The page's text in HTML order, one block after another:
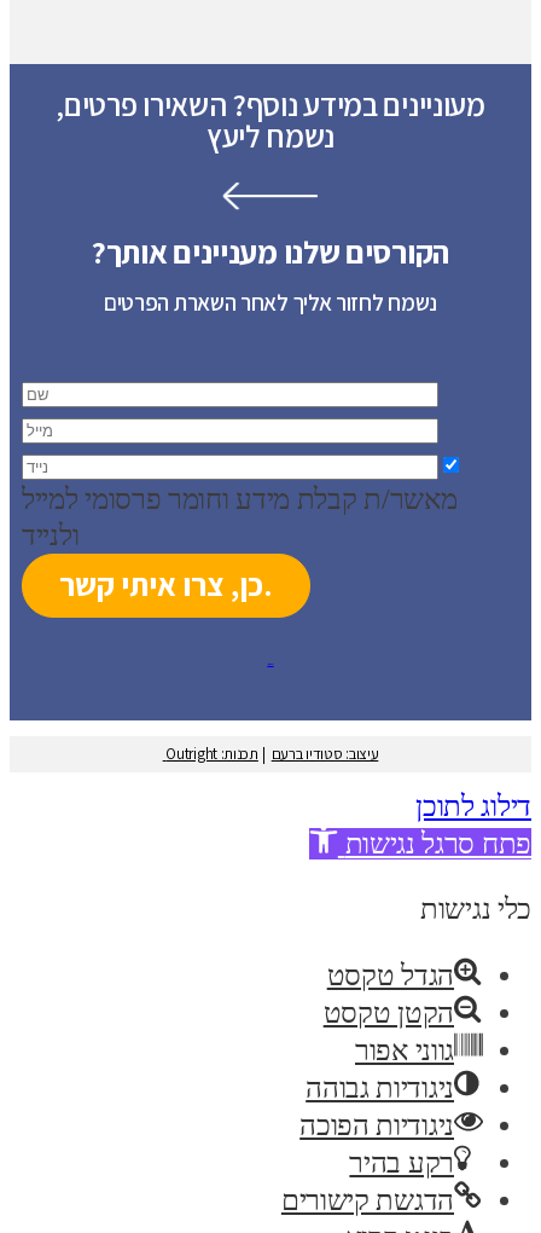
מעוניינים במידע נוסף? השאירו פרטים,
נשמח ליעץ
הקורסים שלנו מעניינים אותך?
נשמח לחזור אליך לאחר השארת הפרטים
מאשר/ת קבלת מידע וחומר פרסומי למייל
ולנייד
עיצוב: סטודיו ברעם | תכנות: Outright
דילוג לתוכן
פתח סרגל נגישות
כלי נגישות
הגדל טקסט
הקטן טקסט
גווני אפור
ניגודיות גבוהה
ניגודיות הפוכה
רקע בהיר
הדגשת קישורים